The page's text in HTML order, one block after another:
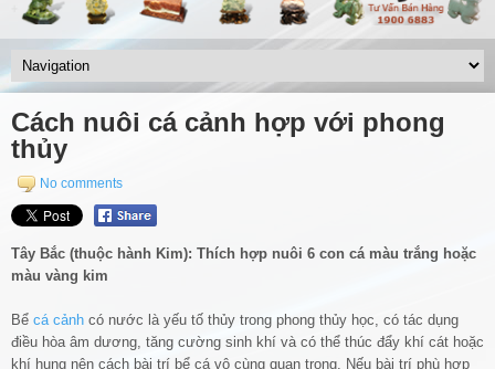
Cách nuôi cá cảnh hợp với phong
thủy
No comments
Tây Bắc (thuộc hành Kim): Thích hợp nuôi 6 con cá màu trắng hoặc
màu vàng kim
Bể cá cảnh có nước là yếu tố thủy trong phong thủy học, có tác dụng
điều hòa âm dương, tăng cường sinh khí và có thể thúc đẩy khí cát hoặc
khí hung nên cách bài trí bể cá vô cùng quan trọng. Nếu bài trí phù hợp